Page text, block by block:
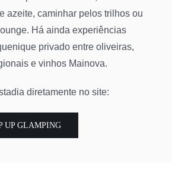
azeite, caminhar pelos trilhos ou
Há ainda experiências
privado entre oliveiras,
e vinhos Mainova.
diretamente no site:
UP GLAMPING